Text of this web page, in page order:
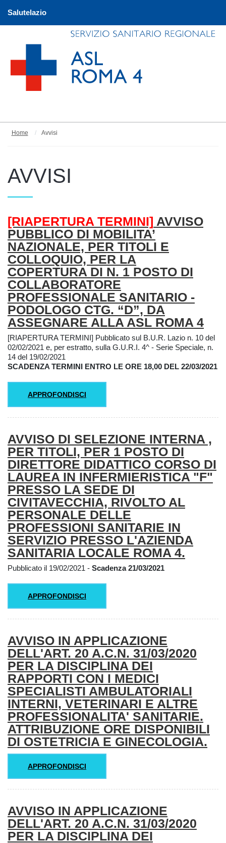
Salutelazio
Home Avvisi
AVVISI
Articoli
Titolo
[RIAPERTURA TERMINI] AVVISO
PUBBLICO DI MOBILITA’
NAZIONALE, PER TITOLI E
COLLOQUIO, PER LA
COPERTURA DI N. 1 POSTO DI
COLLABORATORE
PROFESSIONALE SANITARIO -
PODOLOGO CTG. “D”, DA
ASSEGNARE ALLA ASL ROMA 4
[RIAPERTURA TERMINI] Pubblicato sul B.U.R. Lazio n. 10 del
02/02/2021 e, per estratto, sulla G.U.R.I. 4^ - Serie Speciale, n.
14 del 19/02/2021
SCADENZA TERMINI ENTRO LE ORE 18,00 DEL 22/03/2021
APPROFONDISCI
AVVISO DI SELEZIONE INTERNA ,
PER TITOLI, PER 1 POSTO DI
DIRETTORE DIDATTICO CORSO DI
LAUREA IN INFERMIERISTICA "F"
PRESSO LA SEDE DI
CIVITAVECCHIA, RIVOLTO AL
PERSONALE DELLE
PROFESSIONI SANITARIE IN
SERVIZIO PRESSO L'AZIENDA
SANITARIA LOCALE ROMA 4.
Pubblicato il 19/02/2021 - Scadenza 21/03/2021
APPROFONDISCI
AVVISO IN APPLICAZIONE
DELL'ART. 20 A.C.N. 31/03/2020
PER LA DISCIPLINA DEI
RAPPORTI CON I MEDICI
SPECIALISTI AMBULATORIALI
INTERNI, VETERINARI E ALTRE
PROFESSIONALITA' SANITARIE.
ATTRIBUZIONE ORE DISPONIBILI
DI OSTETRICIA E GINECOLOGIA.
APPROFONDISCI
AVVISO IN APPLICAZIONE
DELL'ART. 20 A.C.N. 31/03/2020
PER LA DISCIPLINA DEI